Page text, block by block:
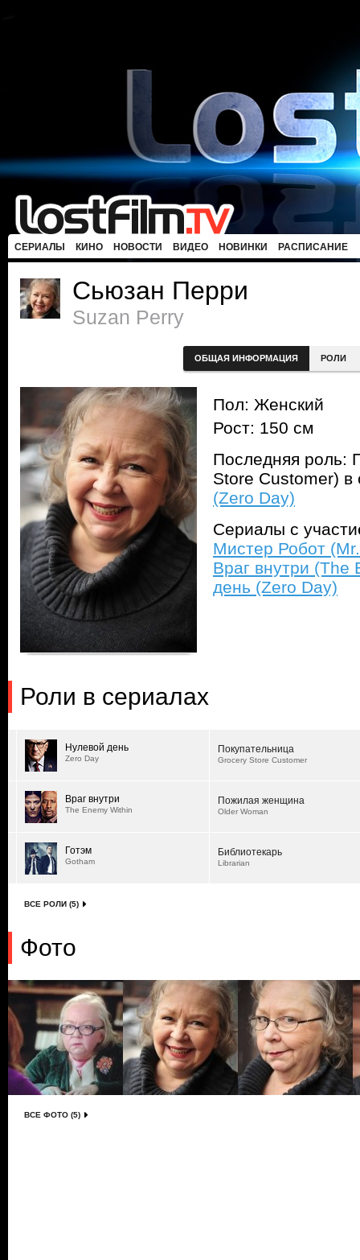
СЕРИАЛЫ КИНО НОВОСТИ ВИДЕО НОВИНКИ РАСПИСАНИЕ
Сьюзан Перри
Suzan Perry
ОБЩАЯ ИНФОРМАЦИЯ РОЛИ
Пол: Женский
Рост: 150 см
Последняя роль:
Store Customer)
(Zero Day)
Сериалы с
Мистер Робот
Враг внутри (The
день (Zero Day)
Роли в сериалах
Нулевой день
Zero Day
Покупательница
Grocery Store Customer
Враг внутри
The Enemy Within
Пожилая женщина
Older Woman
Готэм
Gotham
Библиотекарь
Librarian
ВСЕ РОЛИ (5)
Фото
ВСЕ ФОТО (5)